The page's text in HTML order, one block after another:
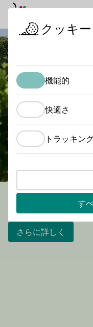
13のワイン産
さらに詳しく
クッキ
機能的
快適さ
トラッキン
す